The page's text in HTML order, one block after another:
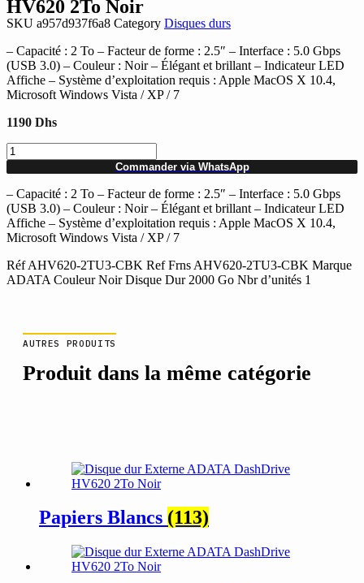
HV620 2To Noir
SKU a957d937f6a8 Category Disques durs
– Capacité : 2 To – Facteur de forme : 2.5″ – Interface : 5.0 Gbps
(USB 3.0) – Couleur : Noir – Élégant et brillant – Indicateur LED
Affiche – Système d’exploitation requis : Apple MacOS X 10.4,
Microsoft Windows Vista / XP / 7
1190 Dhs
quantité
de
Disque
dur
Externe
ADATA
DashDrive
2To
Noir
Commander via WhatsApp
– Capacité : 2 To – Facteur de forme : 2.5″ – Interface : 5.0 Gbps
(USB 3.0) – Couleur : Noir – Élégant et brillant – Indicateur LED
Affiche – Système d’exploitation requis : Apple MacOS X 10.4,
Microsoft Windows Vista / XP / 7
Réf AHV620-2TU3-CBK Ref Frns AHV620-2TU3-CBK Marque
ADATA Couleur Noir Disque Dur 2000 Go Nbr d’unités 1
AUTRES PRODUITS
Produit dans la même catégorie
Papiers Blancs (113)